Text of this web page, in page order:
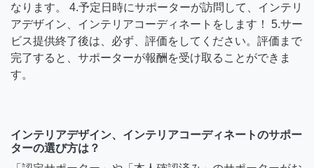
なります。 4.予定日時にサポーターが訪問して、インテリ
アデザイン、インテリアコーディネートをします！ 5.サー
ビス提供終了後は、必ず、評価をしてください。評価まで
完了すると、サポーターが報酬を受け取ることができま
す。
インテリアデザイン、インテリアコーディネートのサポー
ターの選び方は？